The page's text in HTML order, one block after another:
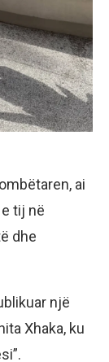
ai
tij në
dhe
një
Xhaka, ku